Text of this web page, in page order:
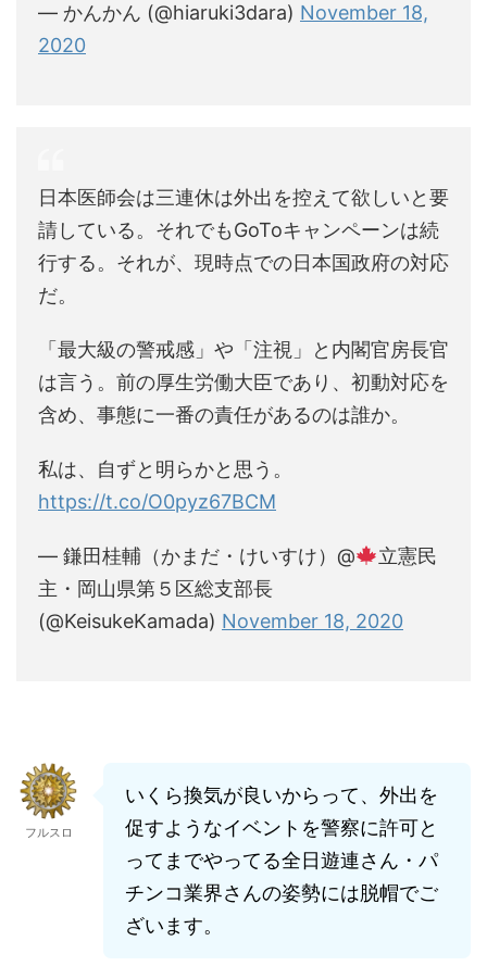
— かんかん (@hiaruki3dara) November 18,
2020
日本医師会は三連休は外出を控えて欲しいと要
請している。それでもGoToキャンペーンは続
行する。それが、現時点での日本国政府の対応
だ。
「最大級の警戒感」や「注視」と内閣官房長官
は言う。前の厚生労働大臣であり、初動対応を
含め、事態に一番の責任があるのは誰か。
私は、自ずと明らかと思う。
https://t.co/O0pyz67BCM
— 鎌田桂輔（かまだ・けいすけ）@
立憲民
主・岡山県第５区総支部長
(@KeisukeKamada) November 18, 2020
フルスロ
いくら換気が良いからって、外出を
促すようなイベントを警察に許可と
ってまでやってる全日遊連さん・パ
チンコ業界さんの姿勢には脱帽でご
ざいます。